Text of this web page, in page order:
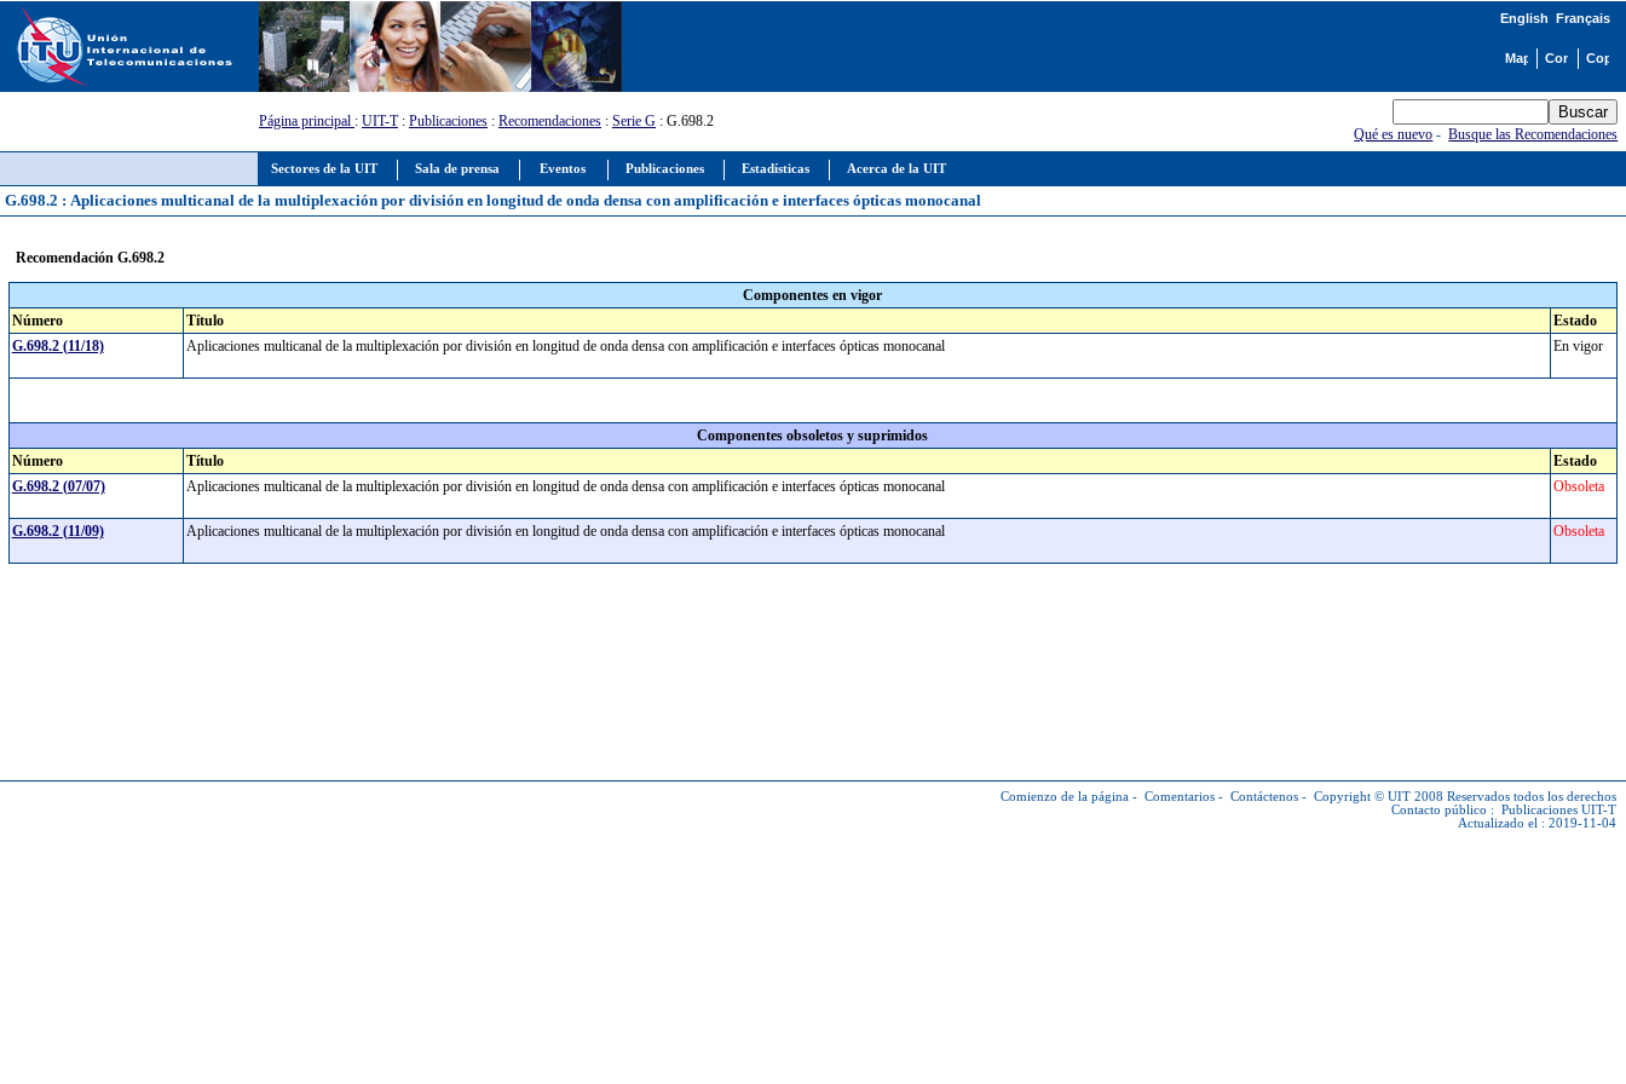
Sectores de la UIT Sala de prensa Eventos Publicaciones Estadísticas Acerca de la UIT
English Français
Página principal : UIT-T: Publicaciones : Recomendaciones : Serie G : G.698.2
Qué es nuevo -Busque las Recomendaciones
G.698.2 : Aplicaciones multicanal de la multiplexación por división en longitud de onda densa con amplificación e interfaces ópticas monocanal
Recomendación G.698.2
Componentes en vigor
Número
Título
Estado
G.698.2 (11/18)
Aplicaciones multicanal de la multiplexación por división en longitud de onda densa con amplificación e interfaces ópticas monocanal En vigor
Componentes obsoletos y suprimidos
Número
Título
Estado
G.698.2 (07/07)
Aplicaciones multicanal de la multiplexación por división en longitud de onda densa con amplificación e interfaces ópticas monocanal Obsoleta
G.698.2 (11/09) Aplicaciones multicanal de la multiplexación por división en longitud de onda densa con amplificación e interfaces ópticas monocanal Obsoleta
Comienzo de la página - Comentarios - Contáctenos - Copyright © UIT 2008 Reservados todos los derechos
Contacto público : Publicaciones UIT-T
Actualizado el : 2019-11-04